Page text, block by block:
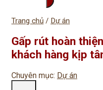
Trang chủ / Dự án
Gấp rút hoàn
khách hàng kịp
Chuyên mục: Dự án